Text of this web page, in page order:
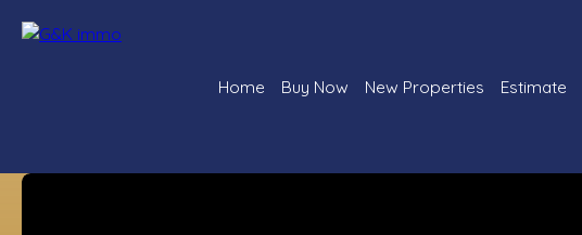
Home Buy Now New Properties Estimate